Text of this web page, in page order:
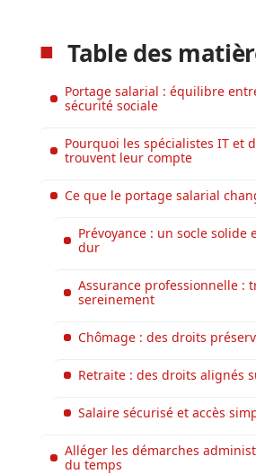
Table des
Portage salarial : équilibre
sécurité sociale
Pourquoi les spécialistes IT et
trouvent leur compte
Ce que le portage salarial
Prévoyance : un socle solide
dur
Assurance professionnelle :
sereinement
Chômage : des droits
Retraite : des droits alignés
Salaire sécurisé et accès
Alléger les démarches
du temps